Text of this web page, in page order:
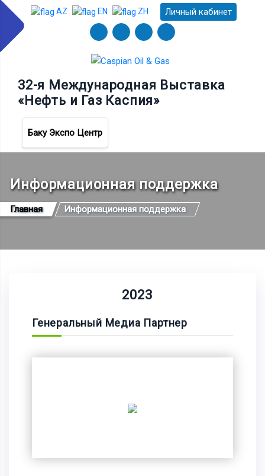
AZ EN ZH Личный кабинет
32-я Международная Выставка
«Нефть и Газ Каспия»
Баку Экспо Центр
Информационная поддержка
Главная Информационная поддержка
2023
Генеральный Медиа Партнер